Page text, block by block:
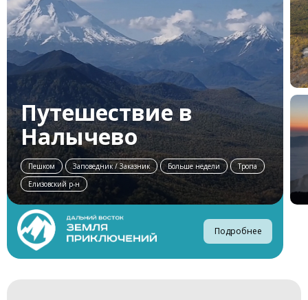
Путешествие в
Налычево
Пешком Заповедник / Заказник Больше недели
Тропа
Елизовский р-н
Подробнее